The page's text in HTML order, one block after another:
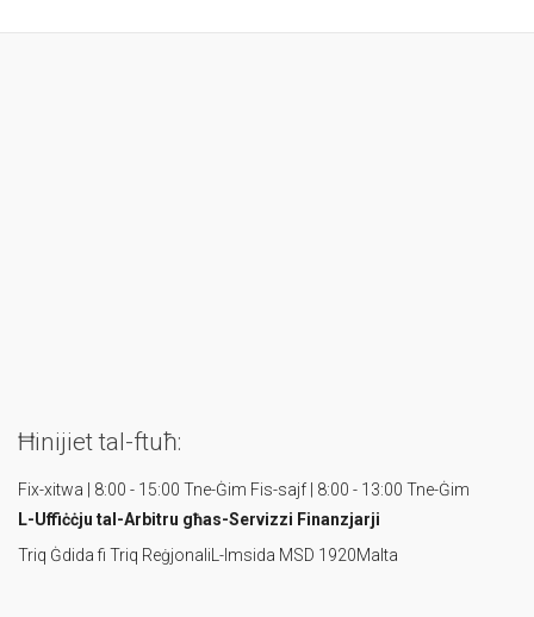
Ħinijiet tal-ftuħ:
Fix-xitwa | 8:00 - 15:00 Tne-Ġim Fis-sajf | 8:00 - 13:00 Tne-Ġim
L-Uffiċċju tal-Arbitru għas-Servizzi Finanzjarji
Triq Ġdida fi Triq Reġjonali L-Imsida MSD 1920Malta